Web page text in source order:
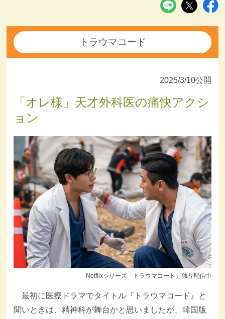
トラウマコード
2025/3/10公開
「オレ様」天才外科医の痛快アクシ
ョン
Netflixシリーズ「トラウマコード」独占配信中
最初に医療ドラマでタイトル『トラウマコード』と
聞いときは、精神科が舞台かと思いましたが、韓国版